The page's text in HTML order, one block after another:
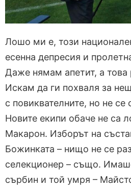
Лошо ми е, този
есенна депресия и
Даже нямам апетит, а това
Искам да ги похваля за
с повиквателните, но не
Новите екипи обаче не са
Макарон. Изборът на
Божинката – нищо не се
селекционер – също.
сърбин и той умря –